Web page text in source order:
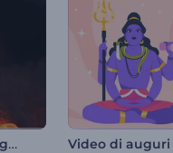
Rivelazione del logo di Raging Flames